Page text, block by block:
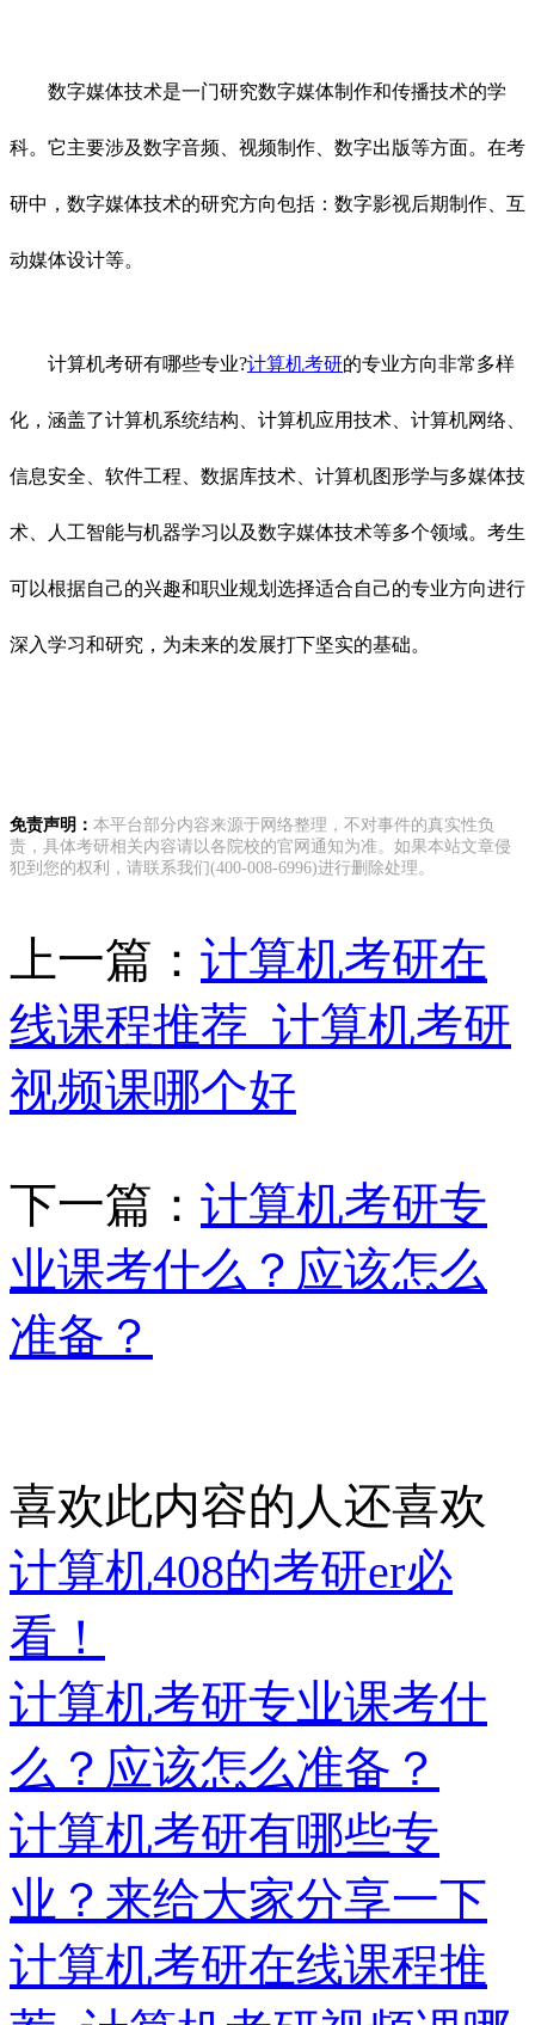
数字媒体技术是一门研究数字媒体制作和传播技术的学
科。它主要涉及数字音频、视频制作、数字出版等方面。在考
研中，数字媒体技术的研究方向包括：数字影视后期制作、互
动媒体设计等。
计算机考研有哪些专业?计算机考研的专业方向非常多样
化，涵盖了计算机系统结构、计算机应用技术、计算机网络、
信息安全、软件工程、数据库技术、计算机图形学与多媒体技
术、人工智能与机器学习以及数字媒体技术等多个领域。考生
可以根据自己的兴趣和职业规划选择适合自己的专业方向进行
深入学习和研究，为未来的发展打下坚实的基础。
免责声明： 本平台部分内容来源于网络整理，不对事件的真实性负
责，具体考研相关内容请以各院校的官网通知为准。如果本站文章侵
犯到您的权利，请联系我们(400-008-6996)进行删除处理。
上一篇： 计算机考研在
线课程推荐_计算机考研
视频课哪个好
下一篇： 计算机考研专
业课考什么？应该怎么
准备？
喜欢此内容的人还喜欢
计算机408的考研er必
看！
计算机考研专业课考什
么？应该怎么准备？
计算机考研有哪些专
业？来给大家分享一下
计算机考研在线课程推